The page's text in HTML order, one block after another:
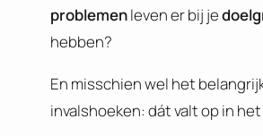
problemenleven er bij je
hebben?
En misschien wel het
invalshoeken: dát valt op in